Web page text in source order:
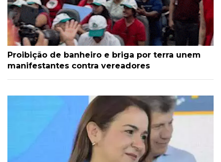
Proibição de banheiro e briga por terra unem
manifestantes contra vereadores